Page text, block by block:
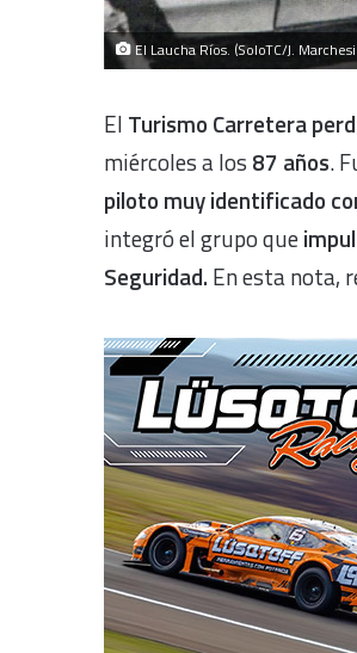
El Laucha Ríos. (SoloTC/J.
El Turismo Carretera
miércoles a los 87 años.
piloto muy identificado
integró el grupo que
Seguridad. En esta nota,